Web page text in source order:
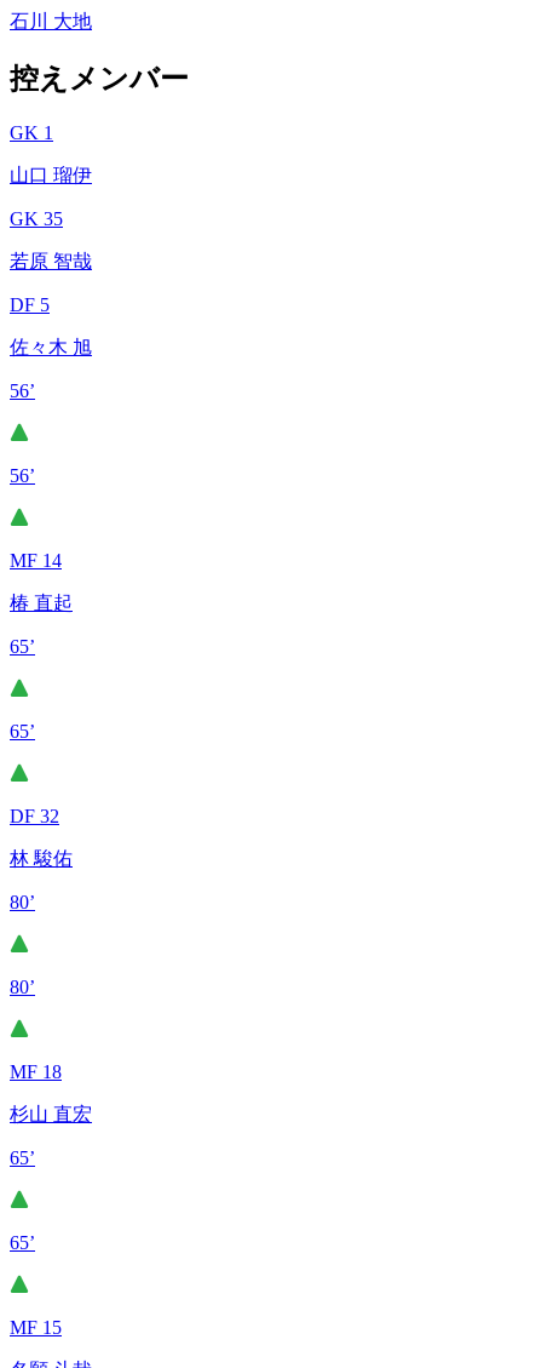
石川 大地
控えメンバー
GK 1
山口 瑠伊
GK 35
若原 智哉
DF 5
佐々木 旭
56’
56’
MF 14
椿 直起
65’
65’
DF 32
林 駿佑
80’
80’
MF 18
杉山 直宏
65’
65’
MF 15